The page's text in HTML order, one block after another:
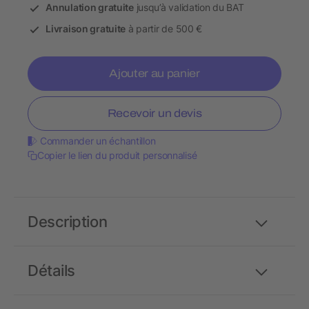
Annulation gratuitejusqu’à validation du BAT
Livraison gratuite à partir de 500 €
Ajouter au panier
Recevoir un devis
Commander un échantillon
Copier le lien du produit personnalisé
Détails
Description